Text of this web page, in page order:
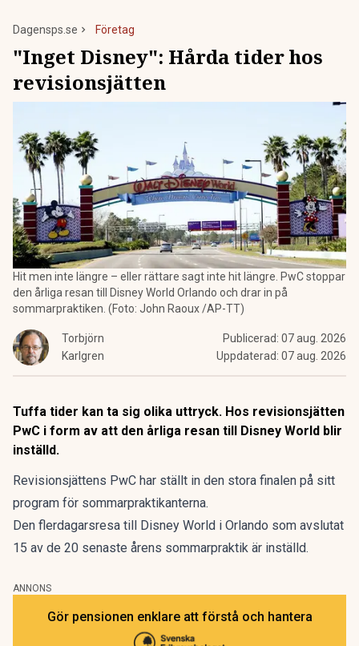
Dagensps.se Företag
"Inget Disney": Hårda tider hos
revisionsjätten
Hit men inte längre – eller rättare sagt inte hit längre. PwC stoppar
den årliga resan till Disney World Orlando och drar in på
sommarpraktiken. (Foto: John Raoux /AP-TT)
Torbjörn
Karlgren
Publicerad: 07 aug. 2026
Uppdaterad: 07 aug. 2026
Tuffa tider kan ta sig olika uttryck. Hos revisionsjätten
PwC i form av att den årliga resan till Disney World blir
inställd.
Revisionsjättens PwC har ställt in den stora finalen på sitt
program för sommarpraktikanterna.
Den flerdagarsresa till Disney World i Orlando som avslutat
15 av de 20 senaste årens sommarpraktik är inställd.
ANNONS
Gör pensionen enklare att förstå och hantera